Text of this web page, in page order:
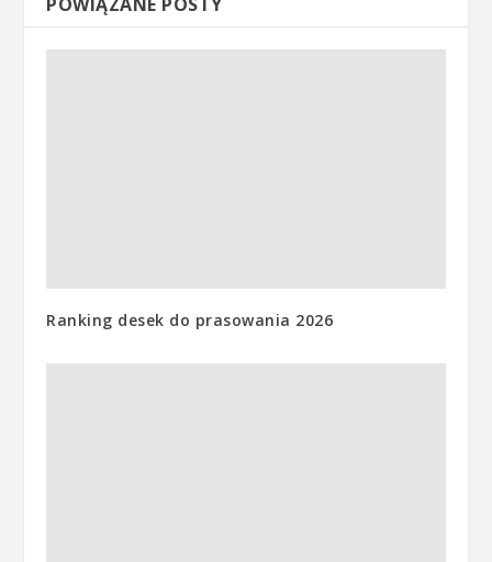
Ranking desek do prasowania 2026